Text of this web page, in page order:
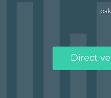
Direct